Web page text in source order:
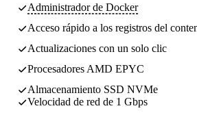
Administrador de Docker
Acceso rápido a los registros del
Actualizaciones con un solo clic
Procesadores AMD EPYC
Almacenamiento SSD NVMe
Velocidad de red de 1 Gbps